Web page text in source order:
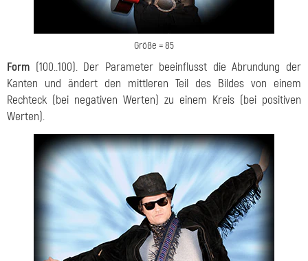
Größe = 85
Form (100..100). Der Parameter beeinflusst die Abrundung der
Kanten und ändert den mittleren Teil des Bildes von einem
Rechteck (bei negativen Werten) zu einem Kreis (bei positiven
Werten).